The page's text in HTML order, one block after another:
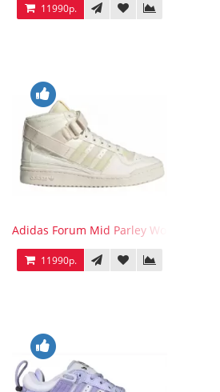
11990р.
Adidas Forum Mid Parley Wonder White
11990р.